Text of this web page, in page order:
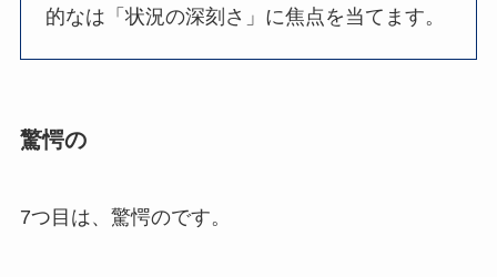
的なは「状況の深刻さ」に焦点を当てます。
驚愕の
7つ目は、驚愕のです。